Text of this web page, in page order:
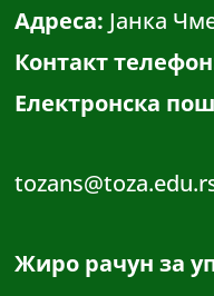
Адреса: Јанка
Контакт
Електронска
Жиро рачун за